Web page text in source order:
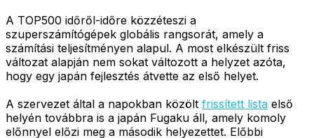
A TOP500 időről-időre közzéteszi a
szuperszámítógépek globális rangsorát, amely a
számítási teljesítményen alapul. A most elkészült friss
változat alapján nem sokat változott a helyzet azóta,
hogy egy japán fejlesztés átvette az első helyet.
A szervezet által a napokban közölt frissített lista első
helyén továbbra is a japán Fugaku áll, amely komoly
előnnyel előzi meg a második helyezettet. Előbbi